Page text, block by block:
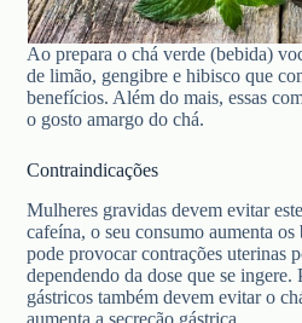
Ao prepara o chá verde (bebida)
de limão, gengibre e hibisco que
benefícios. Além do mais, essas
o gosto amargo do chá.
Contraindicações
Mulheres gravidas devem evitar
cafeína, o seu consumo aumenta
pode provocar contrações uterinas
dependendo da dose que se ingere.
gástricos também devem evitar o
aumenta a secreção gástrica.